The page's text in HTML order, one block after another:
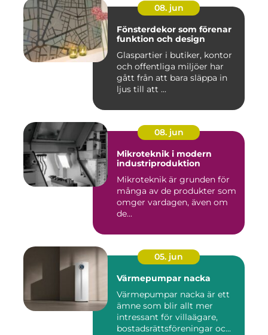
08. jun
Fönsterdekor som förenar
funktion och design
Glaspartier i butiker, kontor
och offentliga miljöer har
gått från att bara släppa in
ljus till att ...
08. jun
Mikroteknik i modern
industriproduktion
Mikroteknik är grunden för
många av de produkter som
omger vardagen, även om
de...
05. jun
Värmepumpar nacka
Värmepumpar nacka är ett
ämne som blir allt mer
intressant för villaägare,
bostadsrättsföreningar oc...